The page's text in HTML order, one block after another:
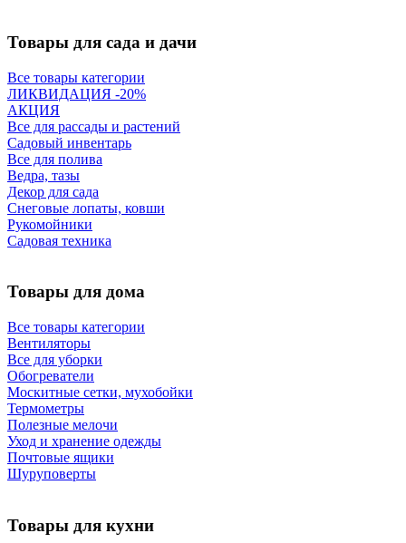
Товары для сада и дачи
Все товары категории
ЛИКВИДАЦИЯ -20%
АКЦИЯ
Все для рассады и растений
Садовый инвентарь
Все для полива
Ведра, тазы
Декор для сада
Снеговые лопаты, ковши
Рукомойники
Садовая техника
Товары для дома
Все товары категории
Вентиляторы
Все для уборки
Обогреватели
Москитные сетки, мухобойки
Термометры
Полезные мелочи
Уход и хранение одежды
Почтовые ящики
Шуруповерты
Товары для кухни